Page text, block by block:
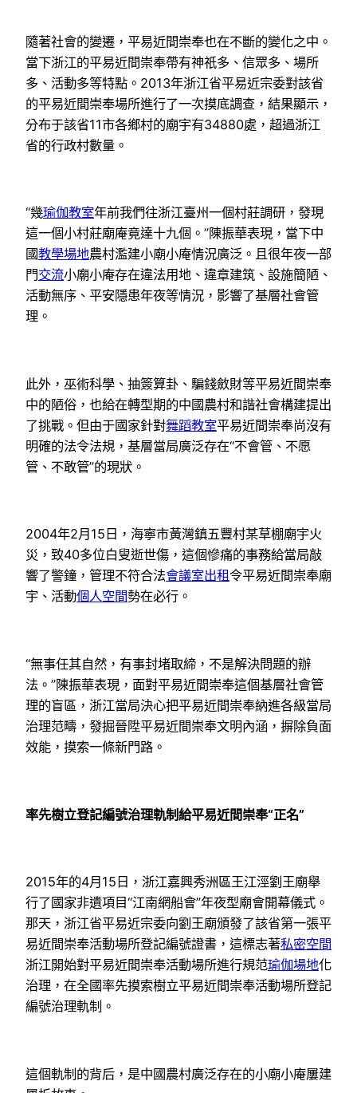
隨著社會的變遷，平易近間崇奉也在不斷的變化之中。
當下浙江的平易近間崇奉帶有神祇多、信眾多、場所
多、活動多等特點。2013年浙江省平易近宗委對該省
的平易近間崇奉場所進行了一次摸底調查，結果顯示，
分布于該省11市各鄉村的廟宇有34880處，超過浙江
省的行政村數量。
“幾瑜伽教室年前我們往浙江臺州一個村莊調研，發現
這一個小村莊廟庵竟達十九個。”陳振華表現，當下中
國教學場地農村濫建小廟小庵情況廣泛。且很年夜一部
門交流小廟小庵存在違法用地、違章建筑、設施簡陋、
活動無序、平安隱患年夜等情況，影響了基層社會管
理。
此外，巫術科學、抽簽算卦、騙錢斂財等平易近間崇奉
中的陋俗，也給在轉型期的中國農村和諧社會構建提出
了挑戰。但由于國家針對舞蹈教室平易近間崇奉尚沒有
明確的法令法規，基層當局廣泛存在“不會管、不愿
管、不敢管”的現狀。
2004年2月15日，海寧市黃灣鎮五豐村某草棚廟宇火
災，致40多位白叟逝世傷，這個慘痛的事務給當局敲
響了警鐘，管理不符合法會議室出租 令平易近間崇奉廟
宇、活動個人空間勢在必行。
“無事任其自然，有事封堵取締，不是解決問題的辦
法。”陳振華表現，面對平易近間崇奉這個基層社會管
理的盲區，浙江當局決心把平易近間崇奉納進各級當局
治理范疇，發掘晉陞平易近間崇奉文明內涵，摒除負面
效能，摸索一條新門路。
率先樹立登記編號治理軌制給平易近間崇奉“正名”
2015年的4月15日，浙江嘉興秀洲區王江涇劉王廟舉
行了國家非遺項目“江南網船會”年夜型廟會開幕儀式。
那天，浙江省平易近宗委向劉王廟頒發了該省第一張平
易近間崇奉活動場所登記編號證書，這標志著私密空間
浙江開始對平易近間崇奉活動場所進行規范瑜伽場地化
治理，在全國率先摸索樹立平易近間崇奉活動場所登記
編號治理軌制。
這個軌制的背后，是中國農村廣泛存在的小廟小庵屢建